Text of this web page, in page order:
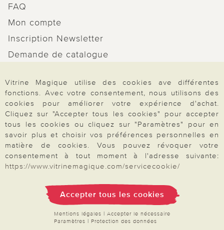
FAQ
Mon compte
Inscription Newsletter
Demande de catalogue
Droit de rétractation
Rétractation
Paiement & Livraison
À propos de nous
Vitrine Magique utilise des cookies ave différentes
fonctions. Avec votre consentement, nous utilisons des
cookies pour améliorer votre expérience d'achat.
Cliquez sur "Accepter tous les cookies" pour accepter
tous les cookies ou cliquez sur "Paramètres" pour en
savoir plus et choisir vos préférences personnelles en
matière de cookies. Vous pouvez révoquer votre
consentement à tout moment à l'adresse suivante:
https://www.vitrinemagique.com/servicecookie/
Accepter tous les cookies
Mentions légales | Accepter le nécessaire
Paramètres | Protection des données